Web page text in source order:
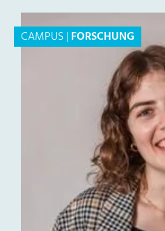
CAMPUS|FORSCHUNG